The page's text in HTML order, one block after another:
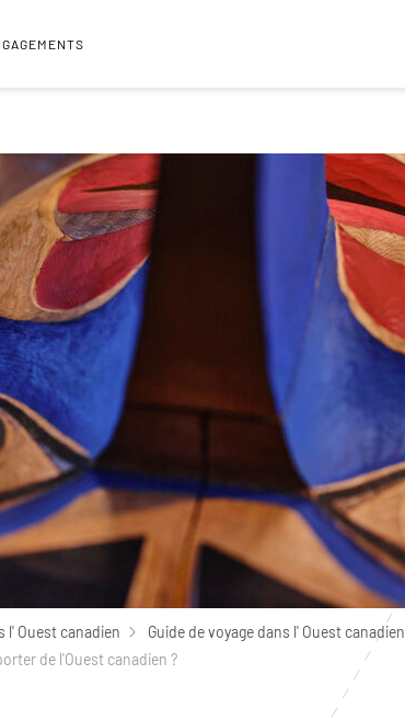
l' Ouest canadien Guide de voyage dans l' Ouest canadien
de l'Ouest canadien ?